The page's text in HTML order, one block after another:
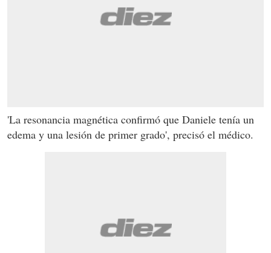
'La resonancia magnética confirmó que Daniele tenía un
edema y una lesión de primer grado', precisó el médico.